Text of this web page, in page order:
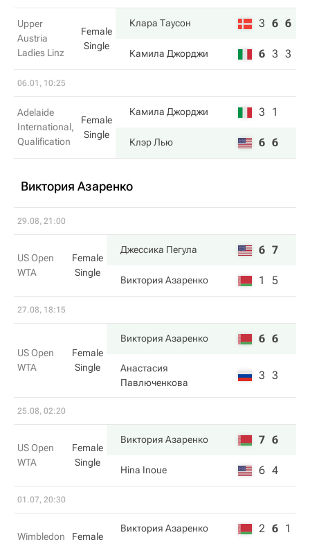
Upper
Austria
Ladies Linz
Female
Single
Клара Таусон 3 6 6
Камила Джорджи 6 3 3
06.01, 10:25
Adelaide
International,
Qualification
Female
Single
Камила Джорджи 3 1
Клэр Лью 6 6
Виктория Азаренко
29.08, 21:00
US Open
WTA
Female
Single
Джессика Пегула 6 7
Виктория Азаренко 1 5
27.08, 18:15
US Open
WTA
Female
Single
Виктория Азаренко 6 6
Анастасия
Павлюченкова
3 3
25.08, 02:20
US Open
WTA
Female
Single
Виктория Азаренко 7 6
Hina Inoue 6 4
01.07, 20:30
Wimbledon Female
Виктория Азаренко 2 6 1